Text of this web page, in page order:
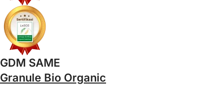
GDM SAME
Granule Bio Organic